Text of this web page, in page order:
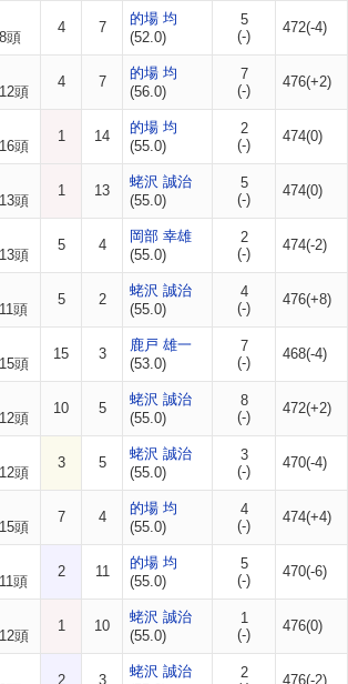
頭
4 7
的場 均
(52.0)
5
(-)
472(-4)
頭
4 7
的場 均
(56.0)
7
(-)
476(+2)
頭
1 14
的場 均
(55.0)
2
(-)
474(0)
頭
1 13
蛯沢 誠治
(55.0)
5
(-)
474(0)
頭
5 4
岡部 幸雄
(55.0)
2
(-)
474(-2)
頭
5 2
蛯沢 誠治
(55.0)
4
(-)
476(+8)
頭
15 3
鹿戸 雄一
(53.0)
7
(-)
468(-4)
頭
10 5
蛯沢 誠治
(55.0)
8
(-)
472(+2)
頭
3 5
蛯沢 誠治
(55.0)
3
(-)
470(-4)
頭
7 4
的場 均
(55.0)
4
(-)
474(+4)
頭
2 11
的場 均
(55.0)
5
(-)
470(-6)
頭
1 10
蛯沢 誠治
(55.0)
1
(-)
476(0)
2 3
蛯沢 誠治
2
476(-2)